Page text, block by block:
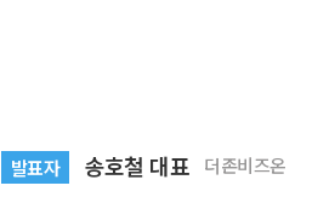
발표자 송호철 대표 더존비즈온